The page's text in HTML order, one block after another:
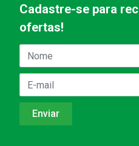
Cadastre-se para
ofertas!